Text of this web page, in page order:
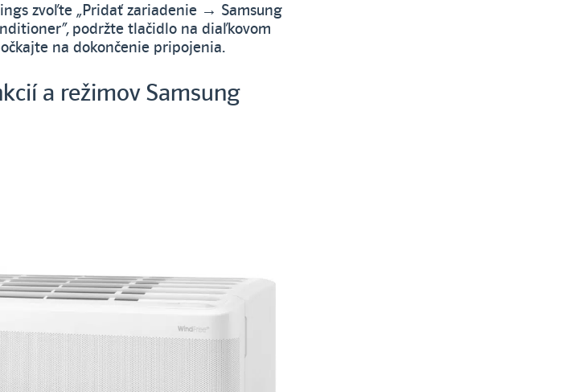
zvoľte „Pridať zariadenie → Samsung
podržte tlačidlo na diaľkovom
na dokončenie pripojenia.
a režimov Samsung